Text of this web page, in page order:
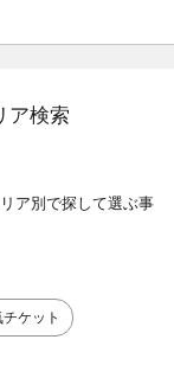
ア検索
ア別で探して選ぶ事
チケット